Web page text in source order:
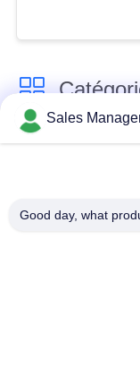
Émetteur de
émetteur de radio
Sales
Good day, what